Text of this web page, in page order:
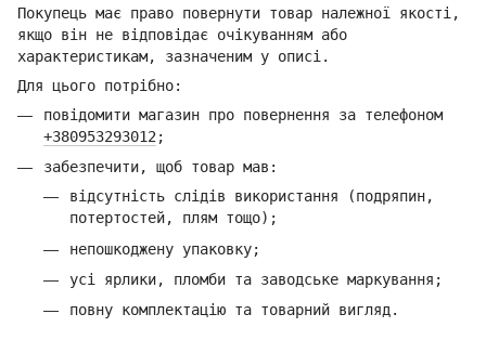
Покупець має право повернути товар належної якості,
якщо він не відповідає очікуванням або
характеристикам, зазначеним у описі.
Для цього потрібно:
повідомити магазин про повернення за телефоном
+380953293012 ;
забезпечити, щоб товар мав:
відсутність слідів використання (подряпин,
потертостей, плям тощо);
непошкоджену упаковку;
усі ярлики, пломби та заводське маркування;
повну комплектацію та товарний вигляд.